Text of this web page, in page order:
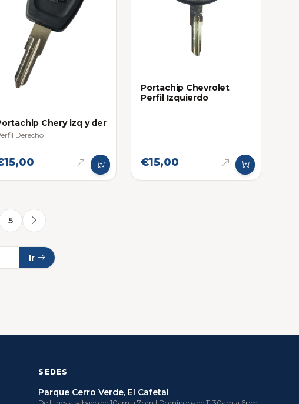
Chery izq y der
Derecho
Portachip Chevrolet
Perfil Izquierdo
€15,00
5
Ir
SEDES
Parque Cerro Verde, El Cafetal